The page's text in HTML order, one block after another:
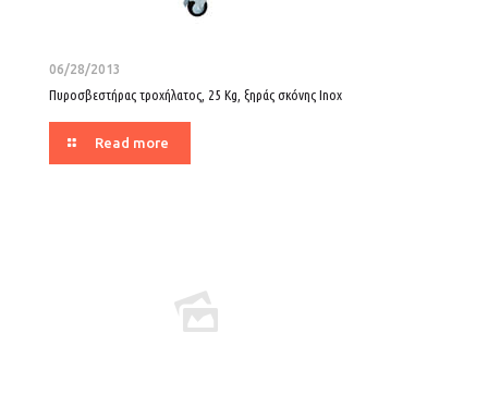
06/28/2013
Πυροσβεστήρας τροχήλατος, 25 Kg, ξηράς σκόνης Inox
Read more